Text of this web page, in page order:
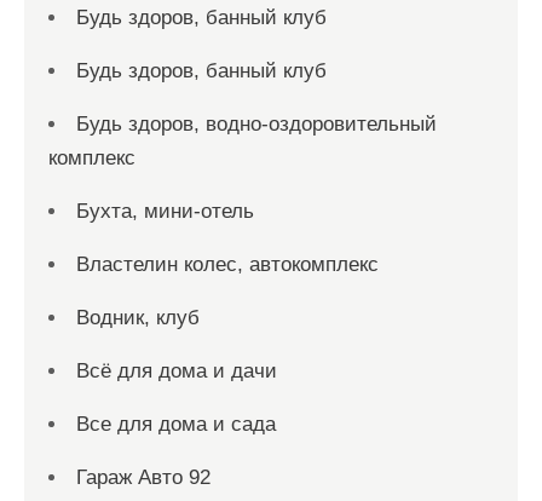
Будь здоров, банный клуб
Будь здоров, банный клуб
Будь здоров, водно-оздоровительный
комплекс
Бухта, мини-отель
Властелин колес, автокомплекс
Водник, клуб
Всё для дома и дачи
Все для дома и сада
Гараж Авто 92